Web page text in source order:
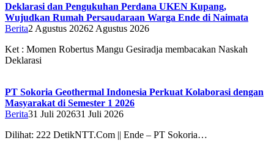
Deklarasi dan Pengukuhan Perdana UKEN Kupang,
Wujudkan Rumah Persaudaraan Warga Ende di Naimata
Berita2 Agustus 20262 Agustus 2026
Ket : Momen Robertus Mangu Gesiradja membacakan Naskah
Deklarasi
PT Sokoria Geothermal Indonesia Perkuat Kolaborasi dengan
Masyarakat di Semester 1 2026
Berita31 Juli 202631 Juli 2026
Dilihat: 222 DetikNTT.Com || Ende – PT Sokoria…